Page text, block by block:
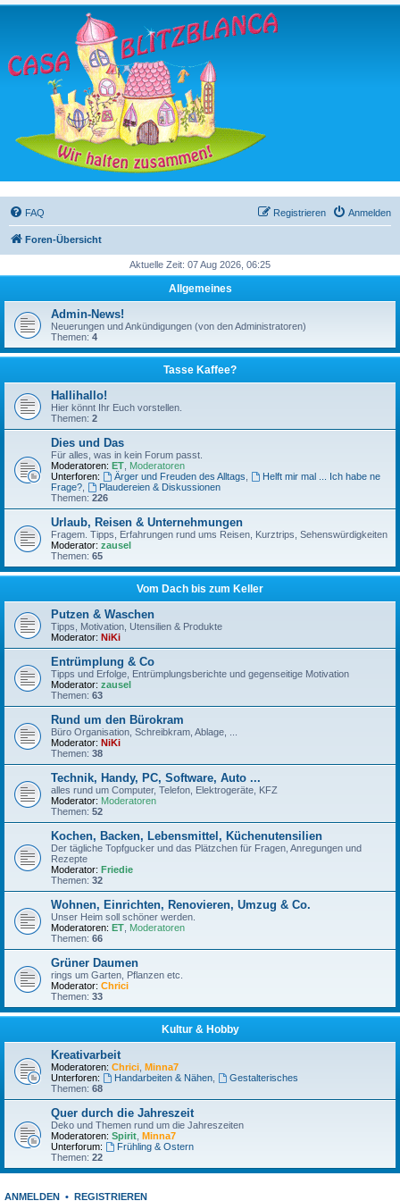
FAQ Anmelden
Registrieren
Foren-Übersicht
Aktuelle Zeit: 07 Aug 2026, 06:25
Allgemeines
Admin-News!
Neuerungen und Ankündigungen (von den Administratoren)
Themen: 4
Tasse Kaffee?
Hallihallo!
Hier könnt Ihr Euch vorstellen.
Themen: 2
Dies und Das
Für alles, was in kein Forum passt.
Moderatoren: ET Moderatoren
Unterforen:
Ärger und Freuden des Alltags
Helft mir mal ... Ich habe ne
Frage?
Plaudereien & Diskussionen
Themen: 226
Urlaub, Reisen & Unternehmungen
Fragem. Tipps, Erfahrungen rund ums Reisen, Kurztrips, Sehenswürdigkeiten
Moderator: zausel
Themen: 65
Vom Dach bis zum Keller
Putzen & Waschen
Tipps, Motivation, Utensilien & Produkte
Moderator: NiKi
Entrümplung & Co
Tipps und Erfolge, Entrümplungsberichte und gegenseitige Motivation
Moderator: zausel
Themen: 63
Rund um den Bürokram
Büro Organisation, Schreibkram, Ablage, ...
Moderator: NiKi
Themen: 38
Technik, Handy, PC, Software, Auto ...
alles rund um Computer, Telefon, Elektrogeräte, KFZ
Moderator: Moderatoren
Themen: 52
Kochen, Backen, Lebensmittel, Küchenutensilien
Der tägliche Topfgucker und das Plätzchen für Fragen, Anregungen und
Rezepte
Moderator: Friedie
Themen: 32
Wohnen, Einrichten, Renovieren, Umzug & Co.
Unser Heim soll schöner werden.
Moderatoren: ET Moderatoren
Themen: 66
Grüner Daumen
rings um Garten, Pflanzen etc.
Moderator: Chrici
Themen: 33
Kultur & Hobby
Kreativarbeit
Moderatoren: Chrici Minna7
Unterforen:
Handarbeiten & Nähen,
Gestalterisches
Themen: 68
Quer durch die Jahreszeit
Deko und Themen rund um die Jahreszeiten
Moderatoren: Spirit Minna7
Unterforum:
Frühling & Ostern
Themen: 22
ANMELDEN • REGISTRIEREN